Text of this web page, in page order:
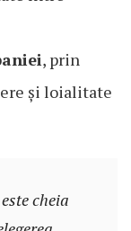
, prin
și loialitate
cheia